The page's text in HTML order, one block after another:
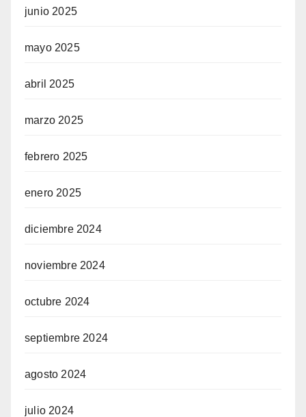
junio 2025
mayo 2025
abril 2025
marzo 2025
febrero 2025
enero 2025
diciembre 2024
noviembre 2024
octubre 2024
septiembre 2024
agosto 2024
julio 2024